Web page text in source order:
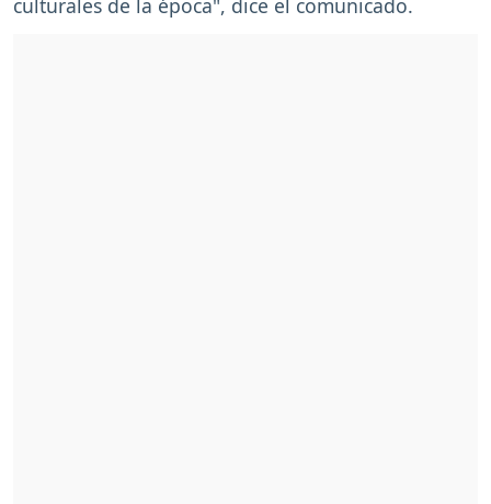
culturales de la época", dice el comunicado.